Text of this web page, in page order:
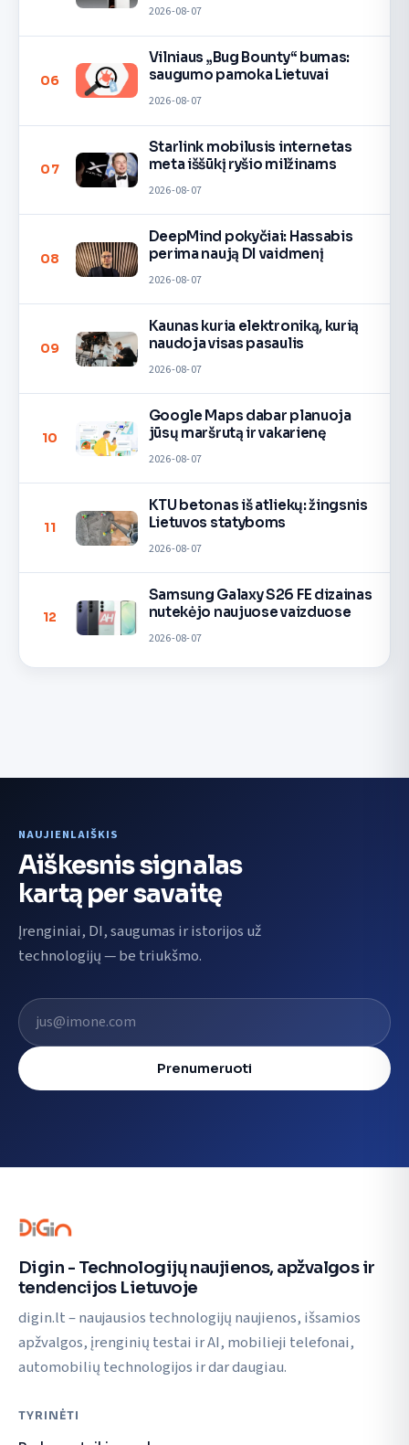
2026-08-07
06
Vilniaus „Bug Bounty“ bumas:
saugumo pamoka Lietuvai
2026-08-07
07
Starlink mobilusis internetas
meta iššūkį ryšio milžinams
2026-08-07
08
DeepMind pokyčiai: Hassabis
perima naują DI vaidmenį
2026-08-07
09
Kaunas kuria elektroniką, kurią
naudoja visas pasaulis
2026-08-07
10
Google Maps dabar planuoja
jūsų maršrutą ir vakarienę
2026-08-07
11
KTU betonas iš atliekų: žingsnis
Lietuvos statyboms
2026-08-07
12
Samsung Galaxy S26 FE dizainas
nutekėjo naujuose vaizduose
2026-08-07
NAUJIENLAIŠKIS
Aiškesnis signalas
kartą per savaitę
Įrenginiai, DI, saugumas ir istorijos už
technologijų — be triukšmo.
El. pašto adresas
Prenumeruoti
Digin - Technologijų naujienos, apžvalgos ir
tendencijos Lietuvoje
digin.lt – naujausios technologijų naujienos, išsamios
apžvalgos, įrenginių testai ir AI, mobilieji telefonai,
automobilių technologijos ir dar daugiau.
TYRINĖTI